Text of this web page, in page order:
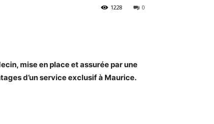
0
1228
mise en place et assurée par une
d’un service exclusif à Maurice.